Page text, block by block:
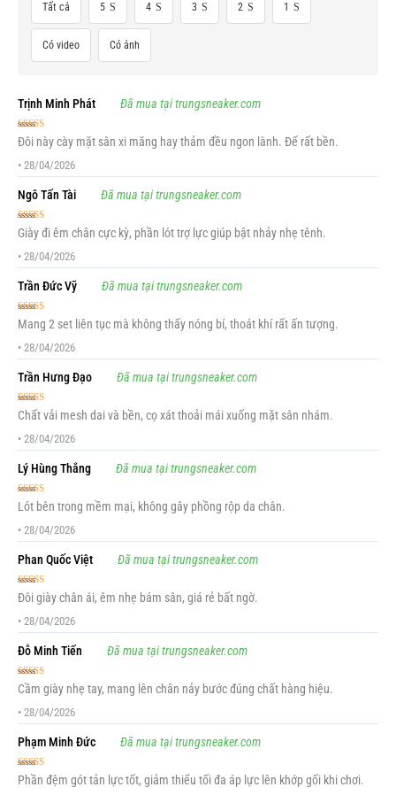
Tất cả 5 4 3 2 1
Có video Có ảnh
Trịnh Minh Phát Đã mua tại trungsneaker.com
Được xếp
hạng55 sao
Đôi này cày mặt sân xi măng hay thảm đều ngon lành. Đế rất bền.
• 28/04/2026
Ngô Tấn Tài Đã mua tại trungsneaker.com
Được xếp
hạng 55 sao
Giày đi êm chân cực kỳ, phần lót trợ lực giúp bật nhảy nhẹ tênh.
• 28/04/2026
Trần Đức Vỹ Đã mua tại trungsneaker.com
Được xếp
hạng5 5 sao
Mang 2 set liên tục mà không thấy nóng bí, thoát khí rất ấn tượng.
• 28/04/2026
Trần Hưng Đạo Đã mua tại trungsneaker.com
Được xếp
hạng 55 sao
Chất vải mesh dai và bền, cọ xát thoải mái xuống mặt sân nhám.
• 28/04/2026
Lý Hùng Thắng Đã mua tại trungsneaker.com
Được xếp
hạng55 sao
Lót bên trong mềm mại, không gây phồng rộp da chân.
• 28/04/2026
Phan Quốc Việt Đã mua tại trungsneaker.com
Được xếp
hạng55 sao
Đôi giày chân ái, êm nhẹ bám sân, giá rẻ bất ngờ.
• 28/04/2026
Đỗ Minh Tiến Đã mua tại trungsneaker.com
Được xếp
hạng 55 sao
Cầm giày nhẹ tay, mang lên chân nảy bước đúng chất hàng hiệu.
• 28/04/2026
Phạm Minh Đức Đã mua tại trungsneaker.com
Được xếp
hạng5 5 sao
Phần đệm gót tản lực tốt, giảm thiểu tối đa áp lực lên khớp gối khi chơi.